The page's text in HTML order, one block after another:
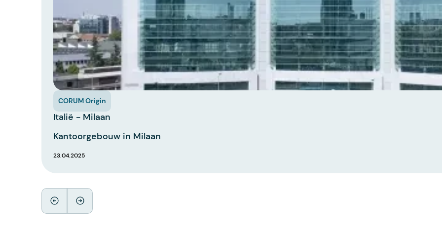
CORUM Origin
Italië - Milaan
Kantoorgebouw in Milaan
23.04.2025